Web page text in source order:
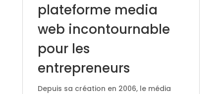
plateforme media
web incontournable
pour les
entrepreneurs
Depuis sa création en 2006, le média